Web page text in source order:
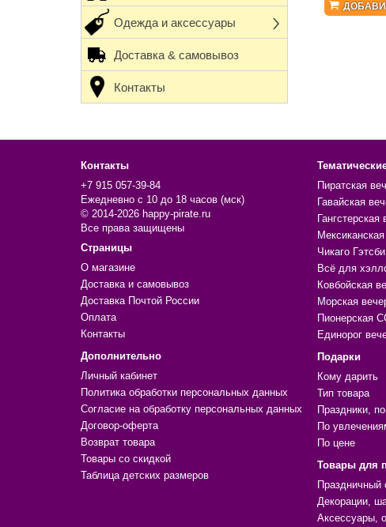
Одежда и аксессуары
Доставка & самовывоз
Контакты
Контакты
+7 915 057-39-84
Ежедневно с 10 до 18 часов (мск)
© 2014-2026 happy-pirate.ru
Все права защищены
Страницы
О магазине
Доставка и самовывоз
Доставка Почтой России
Оплата
Контакты
Дополнительно
Личный кабинет
Политика обработки персональных данных
Согласие на обработку персональных данных
Договор-оферта
Возврат товара
Товары со скидкой
Таблица детских размеров
Пиратская
Гавайская
Гангстерская
Чикаго
Всё для
Ковбойская
Морская
Пионерская
Единорог
Подарки
Кому дарить
Тип товара
Праздники,
По
По цене
Товары для
Праздничный
Декорации,
Аксессуары,